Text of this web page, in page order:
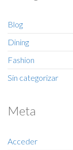
Blog
Dining
Fashion
Sin categorizar
Meta
Acceder